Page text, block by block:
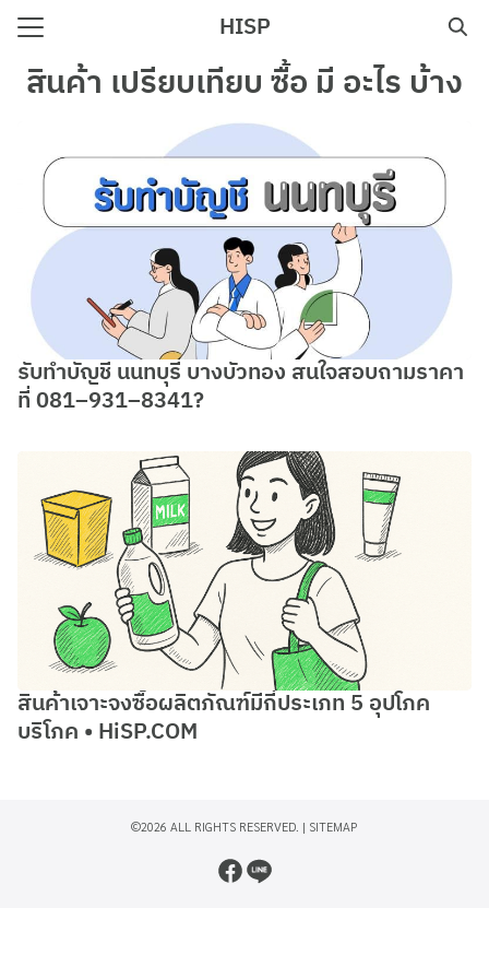
Skip
content
HISP
Search
for:
สินค้า เปรียบเทียบ ซื้อ มี อะไร บ้าง
รับทำบัญชี นนทบุรี บางบัวทอง สนใจสอบถามราคา
ที่ 081–931–8341?
สินค้าเจาะจงซื้อผลิตภัณฑ์มีกี่ประเภท 5 อุปโภค
บริโภค • HiSP.COM
©2026 ALL RIGHTS RESERVED. | SITEMAP